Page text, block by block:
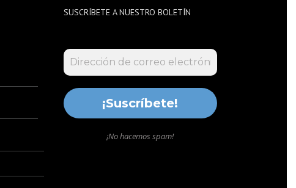
SUSCRÍBETE A NUESTRO BOLETÍN
¡No hacemos spam!